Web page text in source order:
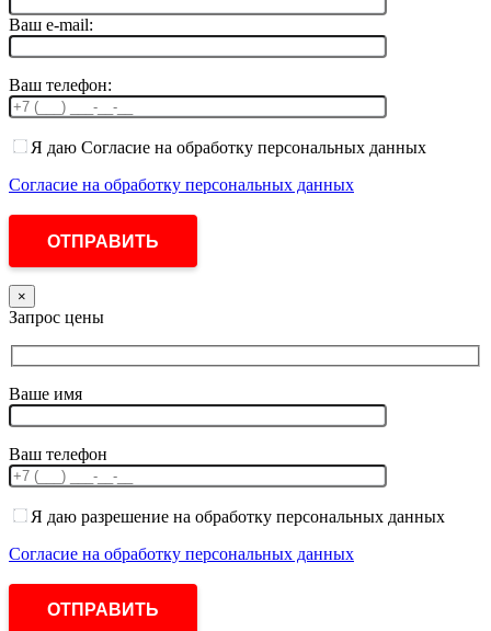
Ваш e-mail:
Ваш телефон:
Я даю Согласие на обработку персональных данных
Согласие на обработку персональных данных
×
Запрос цены
Ваше имя
Ваш телефон
Я даю разрешение на обработку персональных данных
Согласие на обработку персональных данных